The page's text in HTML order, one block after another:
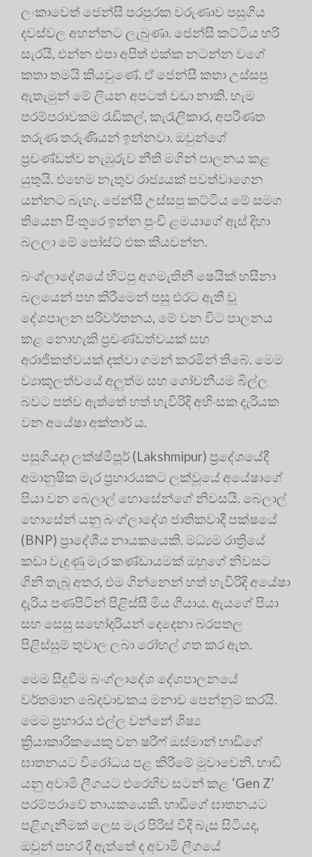
ලංකාවෙත් ජෙන්සී පරපුරක වරුණාව පසුගිය
දවස්වල අහන්නට ලැබුණා. ජෙන්සී කට්ටිය හරි
සැරයි, එන්න එපා අපිත් එක්ක නටන්න වගේ
කතා තමයි කියවුණේ. ඒ ජෙන්සී කතා උස්සපු
ඇතැමුන් මේ ලියන අපටත් වඩා නාකි. හැම
පරම්පරාවකම රැඩිකල්, කැරැලිකාර, අපරිණත
තරුණ තරුණියන් ඉන්නවා. ඔවුන්ගේ
ප්‍රචණ්ඩත්ව නැඹුරුව නීති මගින් පාලනය කළ
යුතුයි. එහෙම නැතුව රාජ්‍යයක් පවත්වාගෙන
යන්නට බැහැ. ජෙන්සී උස්සපු කට්ටිය මේ සමග
තියෙන පිංතූරෙ ඉන්න පුංචි ළමයාගේ ඇස් දිහා
බලලා මේ පෝස්ට් එක කියවන්න.
බංග්ලාදේශයේ හිටපු අගමැතිනී ෂෙයික් හසීනා
බලයෙන් පහ කිරීමෙන් පසු එරට ඇති වූ
දේශපාලන පරිවර්තනය, මේ වන විට පාලනය
කළ නොහැකි ප්‍රචණ්ඩත්වයක් සහ
අරාජිකත්වයක් දක්වා ගමන් කරමින් තිබේ. මෙම
ව්‍යාකූලත්වයේ අලුත්ම සහ ශෝචනීයම බිල්ල
බවට පත්ව ඇත්තේ හත් හැවිරිදි අහිංසක දැරියක
වන අයේෂා අක්තාර් ය.
පසුගියදා ලක්ෂ්මීපූර් (Lakshmipur) ප්‍රදේශයේදී
අමානුෂික මැර ප්‍රහාරයකට ලක්වූයේ අයේෂාගේ
පියා වන බෙලාල් හොසේන්ගේ නිවසයි. බෙලාල්
හොසේන් යනු බංග්ලාදේශ ජාතිකවාදී පක්ෂයේ
(BNP) ප්‍රාදේශීය නායකයෙකි. මධ්‍යම රාත්‍රියේ
කඩා වැදුණු මැර කණ්ඩායමක් ඔහුගේ නිවසට
ගිනි තැබූ අතර, එම ගින්නෙන් හත් හැවිරිදි අයේෂා
දැරිය පණපිටින් පිළිස්සී මිය ගියාය. ඇයගේ පියා
සහ සෙසු සහෝදරියන් දෙදෙනා බරපතල
පිළිස්සුම් තුවාල ලබා රෝහල් ගත කර ඇත.
මෙම සිදුවීම බංග්ලාදේශ දේශපාලනයේ
වර්තමාන ඛේදවාචකය මනාව පෙන්නුම් කරයි.
මෙම ප්‍රහාරය එල්ල වන්නේ ශිෂ්‍ය
ක්‍රියාකාරිකයෙකු වන ෂරීෆ් ඔස්මාන් හාඩිගේ
ඝාතනයට විරෝධය පළ කිරීමේ මුවාවෙනි. හාඩි
යනු අවාමි ලීගයට එරෙහිව සටන් කළ ‘Gen Z’
පරම්පරාවේ නායකයෙකි. හාඩිගේ ඝාතනයට
පළිගැනීමක් ලෙස මැර පිරිස් වීදි බැස සිටියද,
ඔවුන් පහර දී ඇත්තේ ද අවාමි ලීගයේ